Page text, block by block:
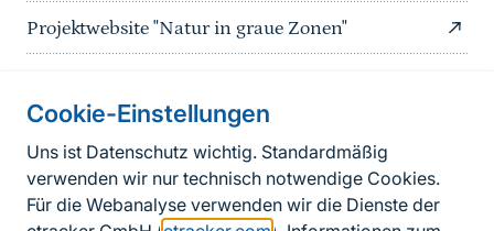
Cookie-Einstellungen
Uns ist Datenschutz wichtig. Standardmäßig
verwenden wir nur technisch notwendige Cookies.
Für die Webanalyse verwenden wir die Dienste der
Projektwebsite "Natur in graue Zonen"
Informationen zur Seite
FußzeileKontakt zum BfN